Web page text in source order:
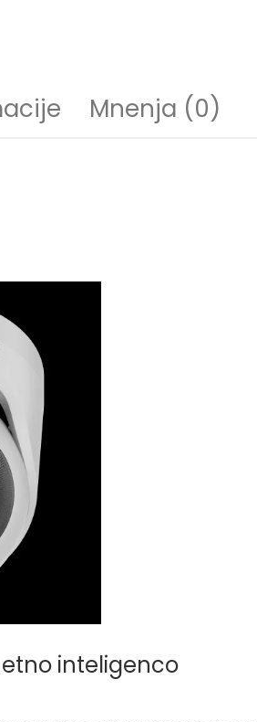
Mnenja (0)
inteligenco